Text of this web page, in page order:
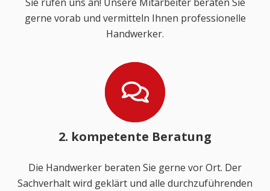
gerne vorab und vermitteln Ihnen professionelle
Handwerker.
2. kompetente Beratung
Die Handwerker beraten Sie gerne vor Ort. Der
Sachverhalt wird geklärt und alle durchzuführenden